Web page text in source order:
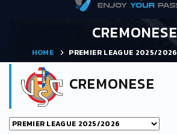
CREMONESE
HOME PREMIER LEAGUE 2025/2026
CREMONESE